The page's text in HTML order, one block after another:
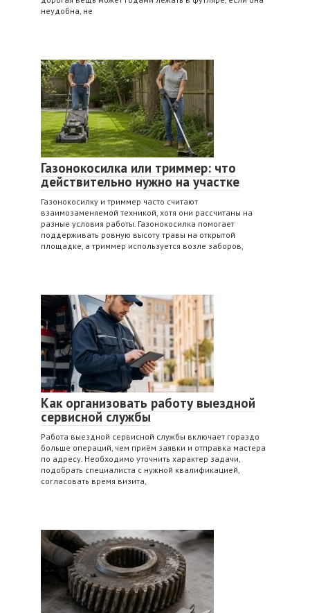
неудобна, не
Газонокосилка или триммер: что
действительно нужно на участке
Газонокосилку и триммер часто считают
взаимозаменяемой техникой, хотя они рассчитаны на
разные условия работы. Газонокосилка помогает
поддерживать ровную высоту травы на открытой
площадке, а триммер используется возле заборов,
Как организовать работу выездной
сервисной службы
Работа выездной сервисной службы включает гораздо
больше операций, чем приём заявки и отправка мастера
по адресу. Необходимо уточнить характер задачи,
подобрать специалиста с нужной квалификацией,
согласовать время визита,